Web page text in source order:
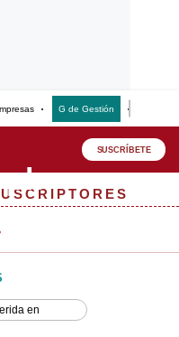
G de Gestión
SUSCRÍBETE
en